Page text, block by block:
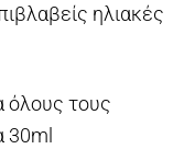
ηλιακές
όλους τους
30ml